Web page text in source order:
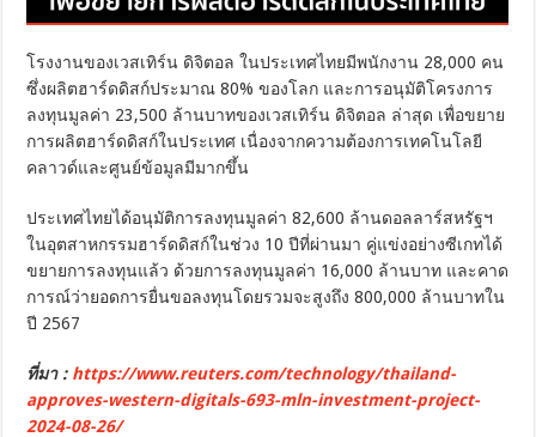
โรงงานของเวสเทิร์น ดิจิตอล ในประเทศไทยมีพนักงาน 28,000 คน
ซึ่งผลิตฮาร์ดดิสก์ประมาณ 80% ของโลก และการอนุมัติโครงการ
ลงทุนมูลค่า 23,500 ล้านบาทของเวสเทิร์น ดิจิตอล ล่าสุด เพื่อขยาย
การผลิตฮาร์ดดิสก์ในประเทศ เนื่องจากความต้องการเทคโนโลยี
คลาวด์และศูนย์ข้อมูลมีมากขึ้น
ประเทศไทยได้อนุมัติการลงทุนมูลค่า 82,600 ล้านดอลลาร์สหรัฐฯ
ในอุตสาหกรรมฮาร์ดดิสก์ในช่วง 10 ปีที่ผ่านมา คู่แข่งอย่างซีเกทได้
ขยายการลงทุนแล้ว ด้วยการลงทุนมูลค่า 16,000 ล้านบาท และคาด
การณ์ว่ายอดการยื่นขอลงทุนโดยรวมจะสูงถึง 800,000 ล้านบาทใน
ปี 2567
ที่มา : https://www.reuters.com/technology/thailand-
approves-western-digitals-693-mln-investment-project-
2024-08-26/